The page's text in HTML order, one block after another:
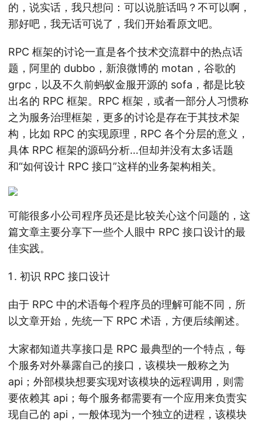
的，说实话，我只想问：可以说脏话吗？不可以啊，
那好吧，我无话可说了，我们开始看原文吧。
RPC 框架的讨论一直是各个技术交流群中的热点话
题，阿里的 dubbo，新浪微博的 motan，谷歌的
grpc，以及不久前蚂蚁金服开源的 sofa，都是比较
出名的 RPC 框架。RPC 框架，或者一部分人习惯称
之为服务治理框架，更多的讨论是存在于其技术架
构，比如 RPC 的实现原理，RPC 各个分层的意义，
具体 RPC 框架的源码分析…但却并没有太多话题
和“如何设计 RPC 接口”这样的业务架构相关。
可能很多小公司程序员还是比较关心这个问题的，这
篇文章主要分享下一些个人眼中 RPC 接口设计的最
佳实践。
初识 RPC 接口设计
由于 RPC 中的术语每个程序员的理解可能不同，所
以文章开始，先统一下 RPC 术语，方便后续阐述。
大家都知道共享接口是 RPC 最典型的一个特点，每
个服务对外暴露自己的接口，该模块一般称之为
api；外部模块想要实现对该模块的远程调用，则需
要依赖其 api；每个服务都需要有一个应用来负责实
现自己的 api，一般体现为一个独立的进程，该模块